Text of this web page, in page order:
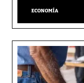
ECONOMÍA